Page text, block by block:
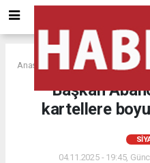
Anasayfa SİYASET
Başkan
kartellere
04.11.2025 - 19:45,